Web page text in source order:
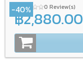
0 Review(s)
-40%
฿2,880.00